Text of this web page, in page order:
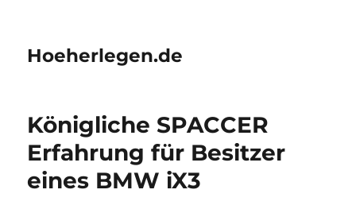
Hoeherlegen.de
Königliche SPACCER
Erfahrung für Besitzer
eines BMW iX3